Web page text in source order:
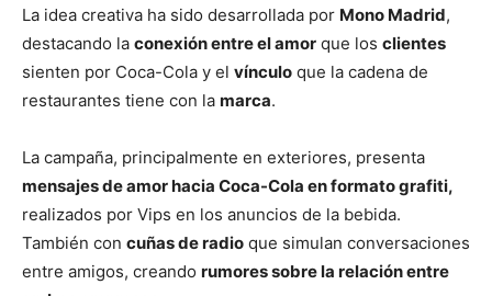
La idea creativa ha sido desarrollada por Mono Madrid,
destacando la conexión entre el amor que los clientes
sienten por Coca-Cola y el vínculo que la cadena de
restaurantes tiene con la marca.
La campaña, principalmente en exteriores, presenta
mensajes de amor hacia Coca-Cola en formato grafiti,
realizados por Vips en los anuncios de la bebida.
También con cuñas de radio que simulan conversaciones
entre amigos, creando rumores sobre la relación entre